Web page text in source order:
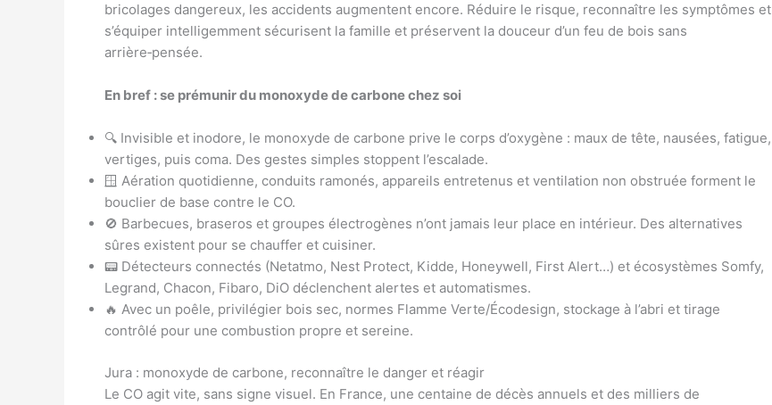
bricolages dangereux, les accidents augmentent encore. Réduire le risque, reconnaître les symptômes et
s’équiper intelligemment sécurisent la famille et préservent la douceur d’un feu de bois sans
arrière‑pensée.
En bref : se prémunir du monoxyde de carbone chez soi
🔍 Invisible et inodore, le monoxyde de carbone prive le corps d’oxygène : maux de tête, nausées, fatigue,
vertiges, puis coma. Des gestes simples stoppent l’escalade.
🪟 Aération quotidienne, conduits ramonés, appareils entretenus et ventilation non obstruée forment le
bouclier de base contre le CO.
🚫 Barbecues, braseros et groupes électrogènes n’ont jamais leur place en intérieur. Des alternatives
sûres existent pour se chauffer et cuisiner.
📟 Détecteurs connectés (Netatmo, Nest Protect, Kidde, Honeywell, First Alert…) et écosystèmes Somfy,
Legrand, Chacon, Fibaro, DiO déclenchent alertes et automatismes.
🔥 Avec un poêle, privilégier bois sec, normes Flamme Verte/Écodesign, stockage à l’abri et tirage
contrôlé pour une combustion propre et sereine.
Jura : monoxyde de carbone, reconnaître le danger et réagir
Le CO agit vite, sans signe visuel. En France, une centaine de décès annuels et des milliers de